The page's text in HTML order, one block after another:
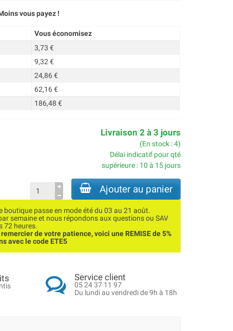
vous payez !
Vous économisez
3,73 €
9,32 €
24,86 €
62,16 €
186,48 €
Livraison 2 à 3 jours
(En stock : 4)
Délai indicatif pour qté
supérieure : 10 à 15 jours
Ajouter au panier
boutique passe en mode été du 03 au 21 août.
semaine et nous répondons aux questions ou SAV
72 heures.
de votre patience, voici une REMISE de 5%
avec le code ETE5
Service client
05 24 37 11 97
Du lundi au vendredi de 9h à 18h